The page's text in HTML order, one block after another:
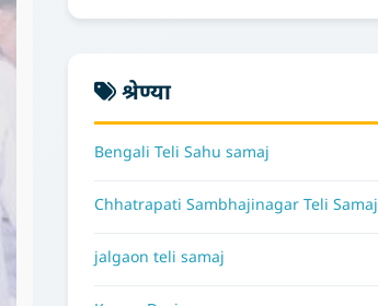
श्रेण्या
Bengali Teli Sahu samaj
Chhatrapati Sambhajinagar Teli Samaj
jalgaon teli samaj